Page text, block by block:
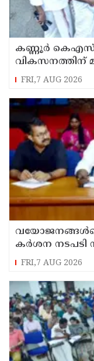
കണ്ണൂർ
വികസനത്തിന്
സമർപ്പിക്കും :
FRI,7 AUG 2026
കർശന നടപടി
FRI,7 AUG 2026